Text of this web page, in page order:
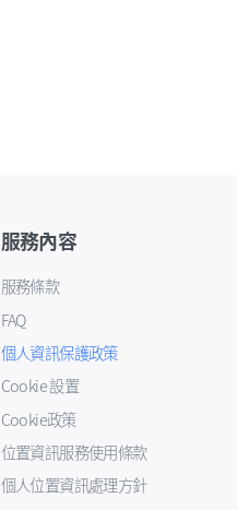
服務內容
服務條款
FAQ
個人資訊保護政策
Cookie 設置
Cookie政策
位置資訊服務使用條款
個人位置資訊處理方針